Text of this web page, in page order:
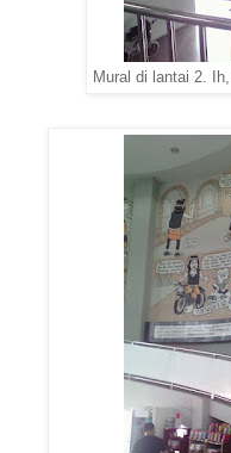
Mural di lantai 2.